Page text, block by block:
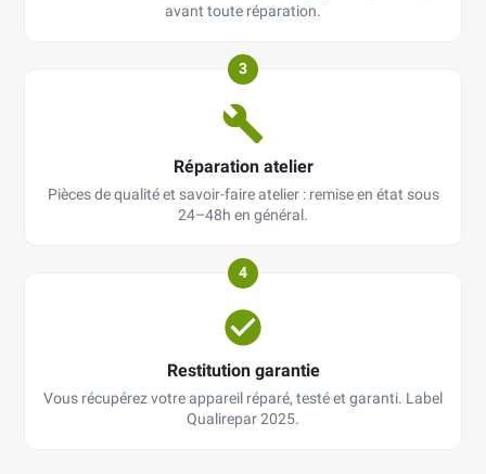
avant toute réparation.
3
Réparation atelier
Pièces de qualité et savoir-faire atelier : remise en état sous
24–48h en général.
4
Restitution garantie
Vous récupérez votre appareil réparé, testé et garanti. Label
Qualirepar 2025.